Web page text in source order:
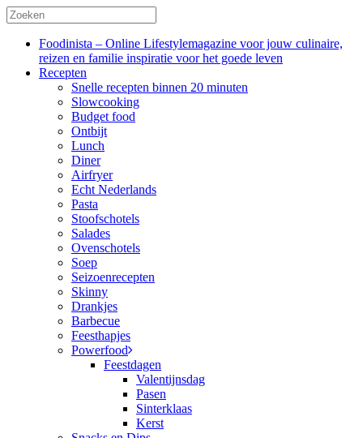
Foodinista – Online Lifestylemagazine voor jouw culinaire,
reizen en familie inspiratie voor het goede leven
Recepten
Snelle recepten binnen 20 minuten
Slowcooking
Budget food
Ontbijt
Lunch
Diner
Airfryer
Echt Nederlands
Pasta
Stoofschotels
Salades
Ovenschotels
Soep
Seizoenrecepten
Skinny
Drankjes
Barbecue
Feesthapjes
Powerfood
Feestdagen
Valentijnsdag
Pasen
Sinterklaas
Kerst